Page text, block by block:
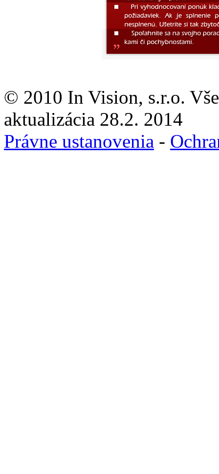
© 2010 In Vision, s.r.o.
aktualizácia 28.2. 2014
Právne ustanovenia -